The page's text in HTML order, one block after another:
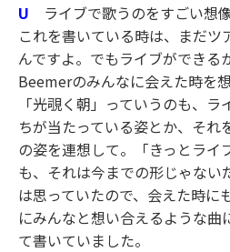
U ライブで歌うのをすごい想
これを書いている時は、まだツ
んですよ。でもライブができる
Beemerのみんなに会えた時を
「光覗く朝」っていうのも、
ちが当たっている姿とか、それ
の姿を連想して。「きっとライ
も、それは今までの形じゃな
は思っていたので、会えた時に
にみんなと想い合えるような曲
て書いていました。